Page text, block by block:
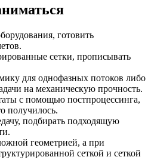
готовить
сетки, прописывать
для однофазных потоков либо
на механическую прочность.
с помощью постпроцессинга,
получилось.
подбирать подходящую
геометрией, а при
сеткой и сеткой